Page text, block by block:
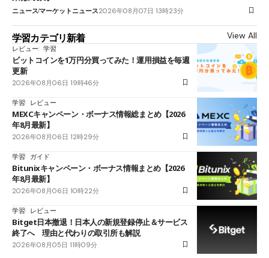
ニュースマーケットニュース2026年08月07日 13時23分
学習カテゴリ新着 View All
レビュー 学習
ビットコインを1万円分買ってみた！運用損益を毎週
更新
2026年08月06日 19時46分
学習 レビュー
MEXCキャンペーン・ボーナス情報総まとめ【2026
年8月最新】
2026年08月06日 12時29分
学習 ガイド
Bitunixキャンペーン・ボーナス情報まとめ【2026
年8月最新】
2026年08月06日 10時22分
学習 レビュー
Bitget日本撤退！日本人の新規登録停止＆サービス
終了へ 理由と代わりの取引所も解説
2026年08月05日 11時09分